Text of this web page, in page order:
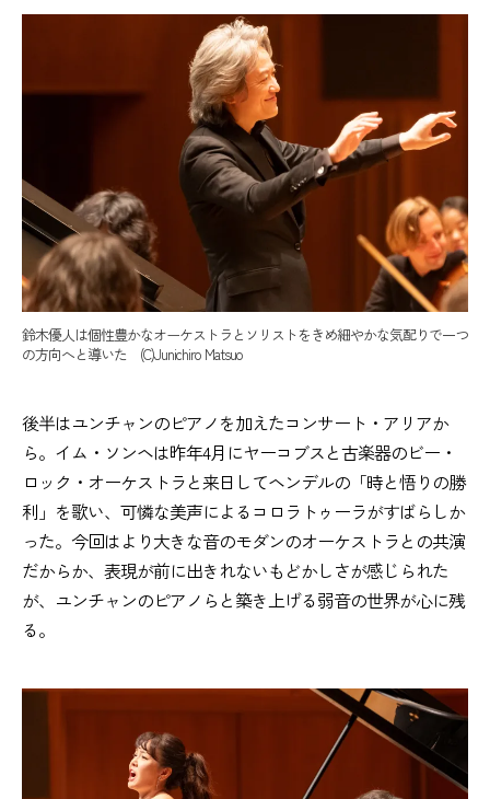
鈴木優人は個性豊かなオーケストラとソリストをきめ細やかな気配りで一つ
の方向へと導いた (C)Junichiro Matsuo
後半はユンチャンのピアノを加えたコンサート・アリアか
ら。イム・ソンヘは昨年4月にヤーコブスと古楽器のビー・
ロック・オーケストラと来日してヘンデルの「時と悟りの勝
利」を歌い、可憐な美声によるコロラトゥーラがすばらしか
った。今回はより大きな音のモダンのオーケストラとの共演
だからか、表現が前に出きれないもどかしさが感じられた
が、ユンチャンのピアノらと築き上げる弱音の世界が心に残
る。